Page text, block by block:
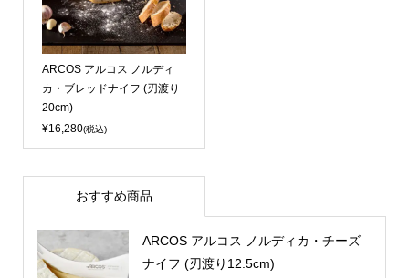
ARCOS アルコス ノルディ
カ・ブレッドナイフ (刃渡り
20cm)
¥16,280(税込)
おすすめ商品
ARCOS アルコス ノルディカ・チーズ
ナイフ (刃渡り12.5cm)